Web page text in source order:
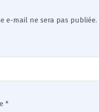
e-mail ne sera pas publiée.
*